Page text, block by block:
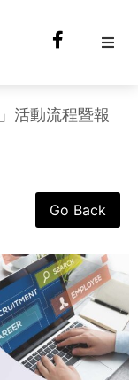
活動流程暨報
Go Back